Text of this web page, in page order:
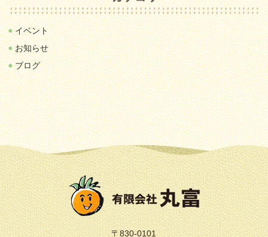
イベント
お知らせ
ブログ
〒830-0101